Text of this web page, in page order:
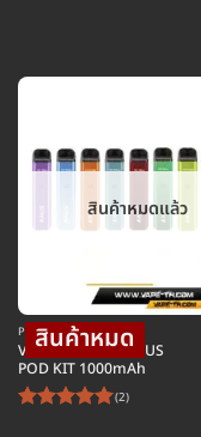
สินค้าหมดแล้ว
POD พอตบุหรี่ไฟฟ้า
VAPOR STORM AKUS
POD KIT 1000mAh
(2)